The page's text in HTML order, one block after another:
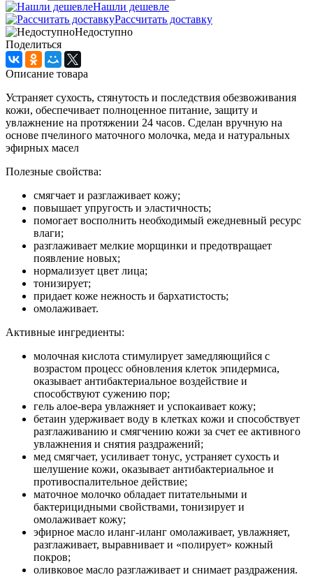
Нашли дешевле
Рассчитать доставку
Недоступно
Поделиться
Описание товара
Устраняет сухость, стянутость и последствия обезвоживания
кожи, обеспечивает полноценное питание, защиту и
увлажнение на протяжении 24 часов. Сделан вручную на
основе пчелиного маточного молочка, меда и натуральных
эфирных масел
Полезные свойства:
смягчает и разглаживает кожу;
повышает упругость и эластичность;
помогает восполнить необходимый ежедневный ресурс
влаги;
разглаживает мелкие морщинки и предотвращает
появление новых;
нормализует цвет лица;
тонизирует;
придает коже нежность и бархатистость;
омолаживает.
Активные ингредиенты:
молочная кислота стимулирует замедляющийся с
возрастом процесс обновления клеток эпидермиса,
оказывает антибактериальное воздействие и
способствуют сужению пор;
гель алое-вера увлажняет и успокаивает кожу;
бетаин удерживает воду в клетках кожи и способствует
разглаживанию и смягчению кожи за счет ее активного
увлажнения и снятия раздражений;
мед смягчает, усиливает тонус, устраняет сухость и
шелушение кожи, оказывает антибактериальное и
противоспалительное действие;
маточное молочко обладает питательными и
бактерицидными свойствами, тонизирует и
омолаживает кожу;
эфирное масло иланг-иланг омолаживает, увлажняет,
разглаживает, выравнивает и «полирует» кожный
покров;
оливковое масло разглаживает и снимает раздражения.